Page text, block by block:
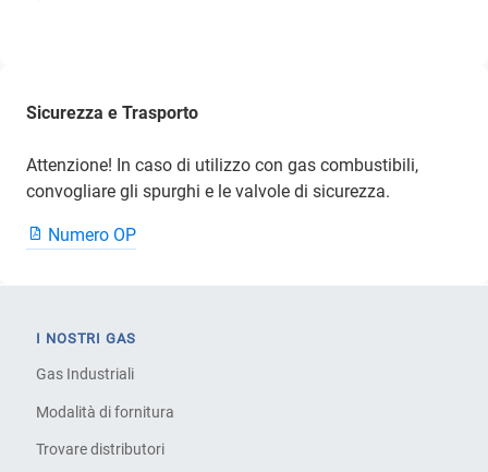
Sicurezza e Trasporto
Attenzione! In caso di utilizzo con gas combustibili,
convogliare gli spurghi e le valvole di sicurezza.
Numero OP
I NOSTRI GAS
Gas Industriali
Modalità di fornitura
Trovare distributori